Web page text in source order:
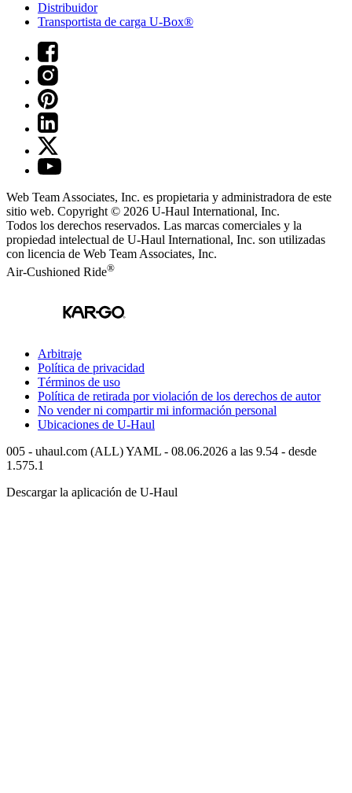
Distribuidor
Transportista de carga U-Box®
Web Team Associates, Inc. es propietaria y administradora de este
sitio web. Copyright © 2026 U-Haul International, Inc.
Todos los derechos reservados. Las marcas comerciales y la
propiedad intelectual de U-Haul International, Inc. son utilizadas
con licencia de Web Team Associates, Inc.
Air-Cushioned Ride®
Arbitraje
Política de privacidad
Términos de uso
Política de retirada por violación de los derechos de autor
No vender ni compartir mi información personal
Ubicaciones de U-Haul
005 - uhaul.com (ALL) YAML - 08.06.2026 a las 9.54 - desde
1.575.1
Descargar la aplicación de U-Haul